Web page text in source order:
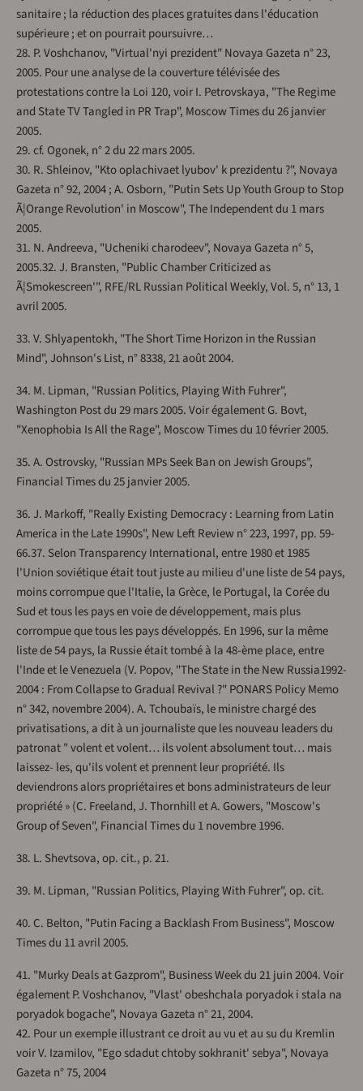
sanitaire ; la réduction des places gratuites dans l'éducation
supérieure ; et on pourrait poursuivre…
28. P. Voshchanov, "Virtual'nyi prezident" Novaya Gazeta n° 23,
2005. Pour une analyse de la couverture télévisée des
protestations contre la Loi 120, voir I. Petrovskaya, "The Regime
and State TV Tangled in PR Trap", Moscow Times du 26 janvier
2005.
29. cf. Ogonek, n° 2 du 22 mars 2005.
30. R. Shleinov, "Kto oplachivaet lyubov' k prezidentu ?", Novaya
Gazeta n° 92, 2004 ; A. Osborn, "Putin Sets Up Youth Group to Stop
Ã¦Orange Revolution' in Moscow", The Independent du 1 mars
2005.
31. N. Andreeva, "Ucheniki charodeev", Novaya Gazeta n° 5,
2005.32. J. Bransten, "Public Chamber Criticized as
Ã¦Smokescreen'", RFE/RL Russian Political Weekly, Vol. 5, n° 13, 1
avril 2005.
33. V. Shlyapentokh, "The Short Time Horizon in the Russian
Mind", Johnson's List, n° 8338, 21 août 2004.
34. M. Lipman, "Russian Politics, Playing With Fuhrer",
Washington Post du 29 mars 2005. Voir également G. Bovt,
"Xenophobia Is All the Rage", Moscow Times du 10 février 2005.
35. A. Ostrovsky, "Russian MPs Seek Ban on Jewish Groups",
Financial Times du 25 janvier 2005.
36. J. Markoff, "Really Existing Democracy : Learning from Latin
America in the Late 1990s", New Left Review n° 223, 1997, pp. 59-
66.37. Selon Transparency International, entre 1980 et 1985
l'Union soviétique était tout juste au milieu d'une liste de 54 pays,
moins corrompue que l'Italie, la Grèce, le Portugal, la Corée du
Sud et tous les pays en voie de développement, mais plus
corrompue que tous les pays développés. En 1996, sur la même
liste de 54 pays, la Russie était tombé à la 48-ème place, entre
l'Inde et le Venezuela (V. Popov, "The State in the New Russia1992-
2004 : From Collapse to Gradual Revival ?" PONARS Policy Memo
n° 342, novembre 2004). A. Tchoubaïs, le ministre chargé des
privatisations, a dit à un journaliste que les nouveau leaders du
patronat " volent et volent… ils volent absolument tout… mais
laissez- les, qu'ils volent et prennent leur propriété. Ils
deviendrons alors propriétaires et bons administrateurs de leur
propriété » (C. Freeland, J. Thornhill et A. Gowers, "Moscow's
Group of Seven", Financial Times du 1 novembre 1996.
38. L. Shevtsova, op. cit., p. 21.
39. M. Lipman, "Russian Politics, Playing With Fuhrer", op. cit.
40. C. Belton, "Putin Facing a Backlash From Business", Moscow
Times du 11 avril 2005.
41. "Murky Deals at Gazprom", Business Week du 21 juin 2004. Voir
également P. Voshchanov, "Vlast' obeshchala poryadok i stala na
poryadok bogache", Novaya Gazeta n° 21, 2004.
42. Pour un exemple illustrant ce droit au vu et au su du Kremlin
voir V. Izamilov, "Ego sdadut chtoby sokhranit' sebya", Novaya
Gazeta n° 75, 2004